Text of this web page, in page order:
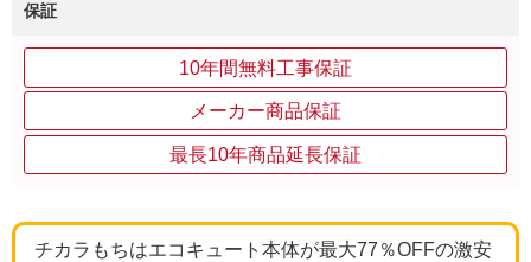
保証
10年間無料工事保証
メーカー商品保証
最長10年商品延長保証
チカラもちはエコキュート本体が最大77％OFFの激安